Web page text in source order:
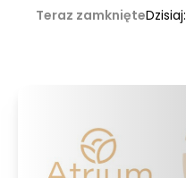
Teraz zamknięteDzisiaj: